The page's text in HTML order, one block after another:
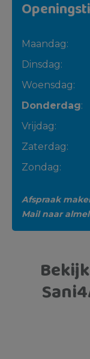
Maandag:
Dinsdag:
Woensdag:
Donderdag:
Vrijdag:
Zaterdag:
Zondag:
Afspraak
Mail naar